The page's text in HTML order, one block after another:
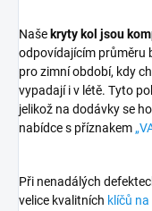
Naše kryty kol jsou
odpovídajícím průměru
pro zimní období, kdy
vypadají i v létě. Tyto
jelikož na dodávky se
nabídce s příznakem
Při nenadálých
velice kvalitních klíčů na